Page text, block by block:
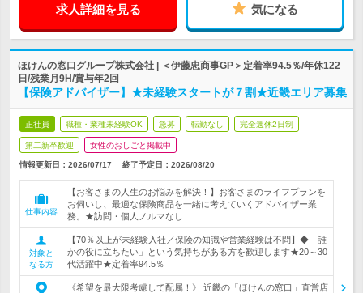
求人詳細を見る 気になる
ほけんの窓口グループ株式会社 | ＜伊藤忠商事GP＞定着率94.5％/年休122
日/残業月9H/賞与年2回
【保険アドバイザー】★未経験スタートが７割★近畿エリア募集
正社員 職種・業種未経験OK 急募 転勤なし 完全週休2日制
第二新卒歓迎 女性のおしごと掲載中
情報更新日：2026/07/17 終了予定日： 2026/08/20
仕事内容
【お客さまの人生のお悩みを解決！】お客さまのライフプランを
お伺いし、最適な保険商品を一緒に考えていくアドバイザー業
務。★訪問・個人ノルマなし
対象と
なる方
【70％以上が未経験入社／保険の知識や営業経験は不問】◆「誰
かの役に立ちたい」という気持ちがある方を歓迎します★20～30
代活躍中★定着率94.5％
《希望を最大限考慮して配属！》 近畿の「ほけんの窓口」直営店